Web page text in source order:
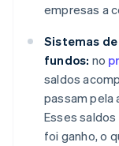
empresas a
Sistemas
fundos: no
saldos
passam pela
Esses
foi ganho, o